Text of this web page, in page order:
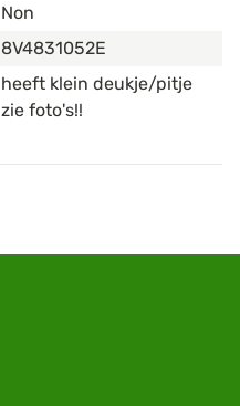
Non
8V4831052E
heeft klein deukje/pitje
zie foto's!!